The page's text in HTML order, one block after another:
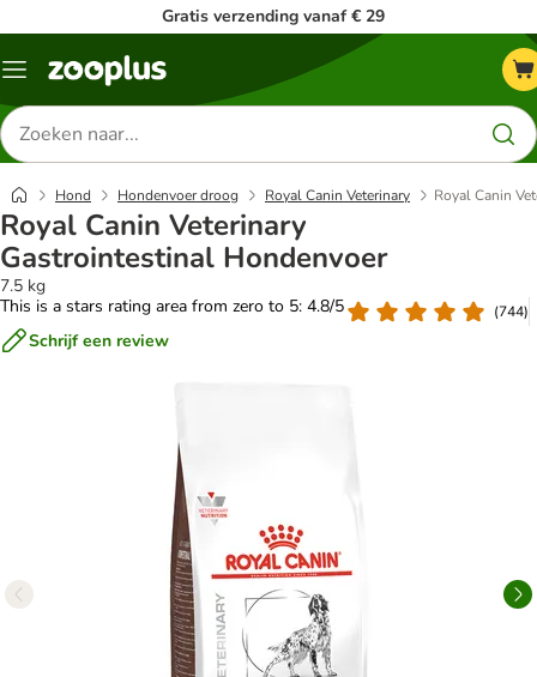
Gratis verzending vanaf € 29
Menu
Zoeken
naar
producten
Hond Hondenvoer droog Royal Canin Veterinary Royal Canin
Royal Canin Veterinary
Gastrointestinal Hondenvoer
7.5 kg
This is a stars rating area from zero to 5: 4.8/5
(744)
Schrijf een review